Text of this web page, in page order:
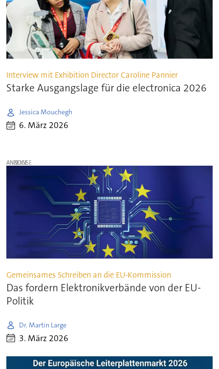
Interview mit Exhibition Director Caroline Pannier
Starke Ausgangslage für die electronica 2026
Jessica Mouchegh
6. März 2026
ANZEIGE
Gemeinsames Schreiben an die EU-Kommission
Das fordern Elektronikverbände von der EU-
Politik
Dr. Martin Large
3. März 2026